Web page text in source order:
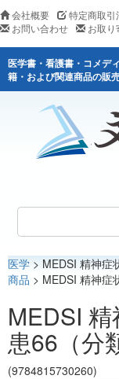
会社概要 特定商取引
お問い合わせ
お取り
医学書・看護書・コメデ
籍・および関連商品の販
医学
医薬関連
レジデント
医学 > MEDSI 精神症
商品 > MEDSI 精神症
MEDSI
患66（分
(9784815730260)